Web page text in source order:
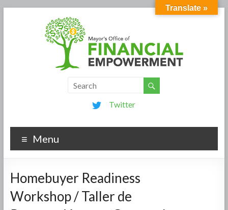
Twitter
Menu
Homebuyer Readiness
Workshop / Taller de
Translate »